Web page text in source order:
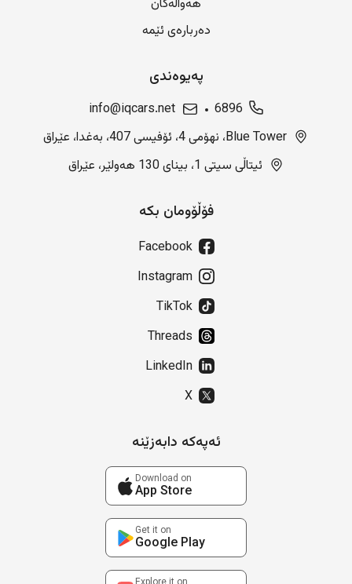
هەواڵەکان
دەربارەی ئێمە
پەیوەندی
6896
info@iqcars.net
Blue Tower، نهۆمی 4، ئۆفیسی 407، بەغدا، عێراق
ئیتاڵی سیتی 1، بینای 130 هەولێر، عێراق
فۆڵۆومان بکە
Facebook
Instagram
TikTok
Threads
LinkedIn
X
ئەپەکە دابەزێنە
Download on
App Store
Get it on
Google Play